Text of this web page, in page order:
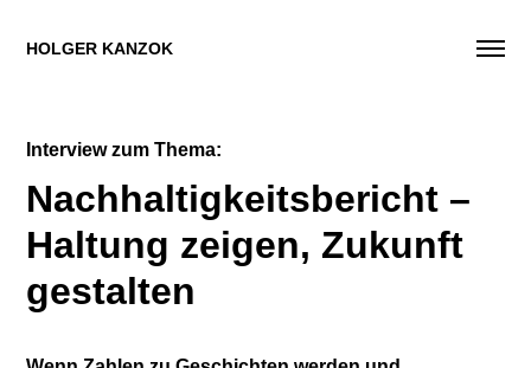
HOLGER KANZOK
Interview zum Thema:
Nachhaltigkeitsbericht –
Haltung zeigen, Zukunft
gestalten